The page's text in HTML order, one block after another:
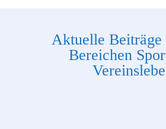
Aktuelle Beiträge
Bereichen